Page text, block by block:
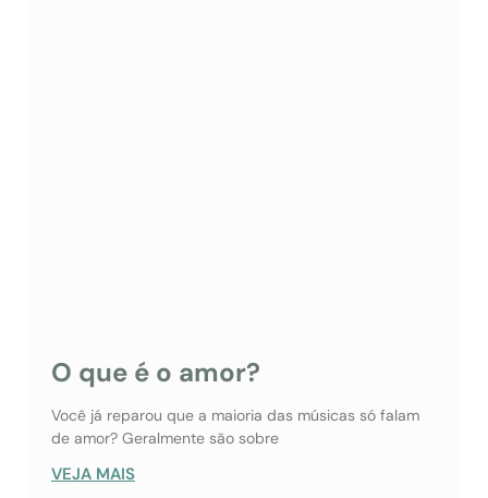
O que é o amor?
Você já reparou que a maioria das músicas só falam
de amor? Geralmente são sobre
VEJA MAIS